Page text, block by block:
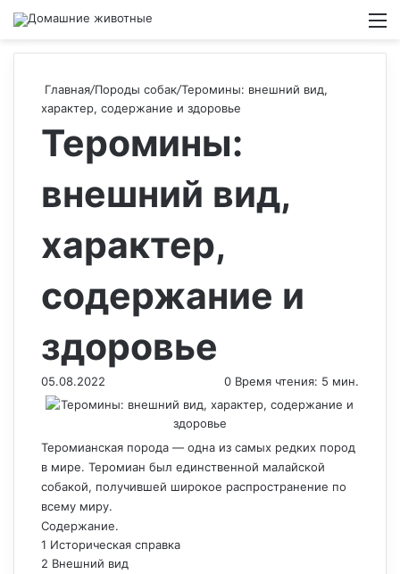
Главная/Породы собак/Теромины: внешний вид,
характер, содержание и здоровье
Теромины:
внешний вид,
характер,
содержание и
здоровье
05.08.2022 0 Время чтения: 5 мин.
Теромианская порода — одна из самых редких пород
в мире. Теромиан был единственной малайской
собакой, получившей широкое распространение по
всему миру.
Содержание.
1 Историческая справка
2 Внешний вид